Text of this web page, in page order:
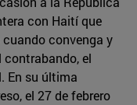
con Haití que
convenga y
el
En su última
el 27 de febrero